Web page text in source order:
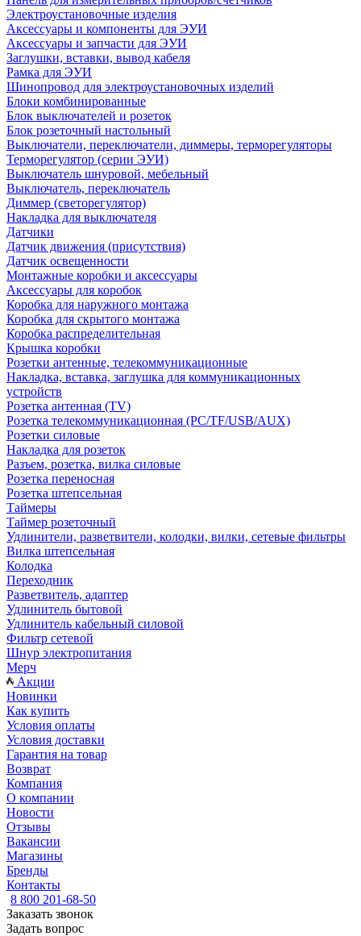
Электроустановочные изделия
Аксессуары и компоненты для ЭУИ
Аксессуары и запчасти для ЭУИ
Заглушки, вставки, вывод кабеля
Рамка для ЭУИ
Шинопровод для электроустановочных изделий
Блоки комбинированные
Блок выключателей и розеток
Блок розеточный настольный
Выключатели, переключатели, диммеры, терморегуляторы
Терморегулятор (серии ЭУИ)
Выключатель шнуровой, мебельный
Выключатель, переключатель
Диммер (светорегулятор)
Накладка для выключателя
Датчики
Датчик движения (присутствия)
Датчик освещенности
Монтажные коробки и аксессуары
Аксессуары для коробок
Коробка для наружного монтажа
Коробка для скрытого монтажа
Коробка распределительная
Крышка коробки
Розетки антенные, телекоммуникационные
Накладка, вставка, заглушка для коммуникационных
устройств
Розетка антенная (TV)
Розетка телекоммуникационная (PC/TF/USB/AUX)
Розетки силовые
Накладка для розеток
Разъем, розетка, вилка силовые
Розетка переносная
Розетка штепсельная
Таймеры
Таймер розеточный
Удлинители, разветвители, колодки, вилки, сетевые фильтры
Вилка штепсельная
Колодка
Переходник
Разветвитель, адаптер
Удлинитель бытовой
Удлинитель кабельный силовой
Фильтр сетевой
Шнур электропитания
Мерч
Акции
Новинки
Как купить
Условия оплаты
Условия доставки
Гарантия на товар
Возврат
Компания
О компании
Новости
Отзывы
Вакансии
Магазины
Бренды
Контакты
8 800 201-68-50
Заказать звонок
Задать вопрос